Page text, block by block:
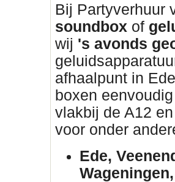
Bij Partyverhuur
soundbox of
wij 's avonds
afhaalpunt in
boxen
vlakbij de A12
voor onder
Ede,